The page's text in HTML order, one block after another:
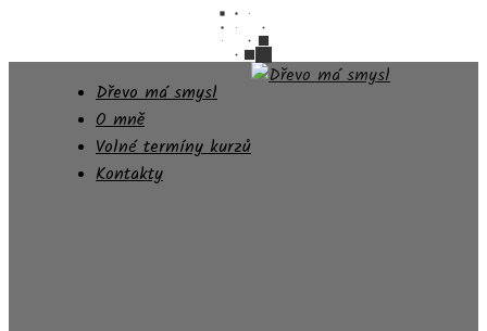
Dřevo má smysl
O mně
Volné termíny kurzů
Kontakty